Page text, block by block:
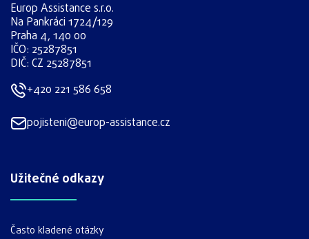
Europ Assistance s.r.o.
Na Pankráci 1724/129
Praha 4, 140 00
IČO: 25287851
DIČ: CZ 25287851
+420 221 586 658
pojisteni@europ-assistance.cz
Užitečné odkazy
Často kladené otázky